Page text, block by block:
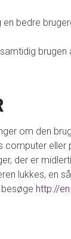
bedre
brugen
om den
eller
der er
lukkes, en
besøge http://